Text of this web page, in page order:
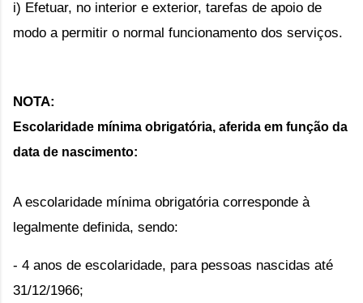
i) Efetuar, no interior e exterior, tarefas de apoio de
modo a permitir o normal funcionamento dos serviços.
NOTA:
Escolaridade mínima obrigatória, aferida em função da
data de nascimento:
A escolaridade mínima obrigatória corresponde à
legalmente definida, sendo:
- 4 anos de escolaridade, para pessoas nascidas até
31/12/1966;